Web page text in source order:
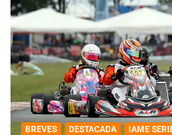
BREVES DESTACADA
IAME